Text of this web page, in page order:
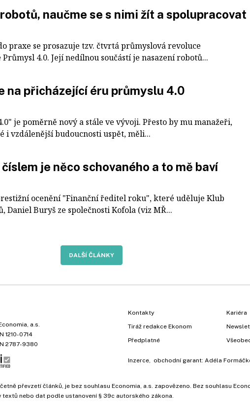
naučme se s nimi žít a spolupracovat
praxe se prosazuje tzv. čtvrtá průmyslová revoluce
4.0. Její nedílnou součástí je nasazení robotů...
na přicházející éru průmyslu 4.0
je poměrně nový a stále ve vývoji. Přesto by mu manažeři,
vzdálenější budoucnosti uspět, měli...
je něco schovaného a to mě baví
ocenění "Finanční ředitel roku", které uděluje Klub
Daniel Buryš ze společnosti Kofola (viz MŘ...
DALŠÍ ČLÁNKY
a.s.
1210-0714
2787-9380
Kontakty
Tiráž redakce Ekonom
Předplatné
Kariéra
Inzerce , obchodní garant: Adéla
převzetí článků, je bez souhlasu Economia, a.s. zapovězeno. Bez souhlasu
textů nebo dat podle ustanovení § 39c autorského zákona.